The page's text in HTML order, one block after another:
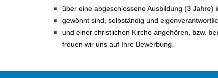
über eine abgeschlossene Ausbildung (3 Jahre)
gewöhnt sind, selbständig und
und einer christlichen Kirche angehören, bzw.
freuen wir uns auf Ihre Bewerbung.